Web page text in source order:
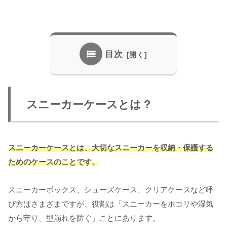
目次
スニーカーケースとは？
スニーカーケースとは、大切なスニーカーを収納・保護する
ためのケースのことです。
スニーカーボックス、シューズケース、クリアケースなど呼
び方はさまざまですが、役割は「スニーカーをホコリや湿気
から守り、型崩れを防ぐ」ことにあります。